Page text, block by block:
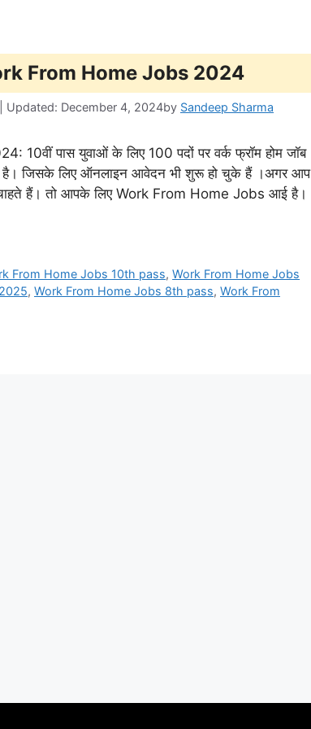
From Home Jobs 2024
Updated: December 4, 2024by Sandeep Sharma
पास युवाओं के लिए 100 पदों पर वर्क फ्रॉम होम जॉब
है। जिसके लिए ऑनलाइन आवेदन भी शुरू हो चुके हैं ।अगर आप
हैं। तो आपके लिए Work From Home Jobs आई है।
From Home Jobs 10th pass,Work From Home Jobs
, Work From Home Jobs 8th pass, Work From